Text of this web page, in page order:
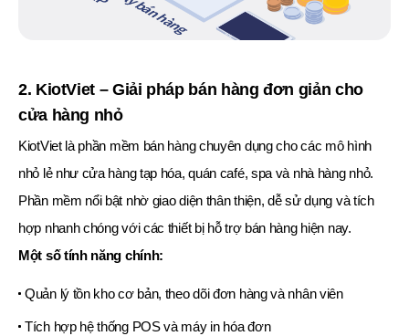
2. KiotViet – Giải pháp bán hàng đơn giản cho
cửa hàng nhỏ
KiotViet là phần mềm bán hàng chuyên dụng cho các mô hình
nhỏ lẻ như cửa hàng tạp hóa, quán café, spa và nhà hàng nhỏ.
Phần mềm nổi bật nhờ giao diện thân thiện, dễ sử dụng và tích
hợp nhanh chóng với các thiết bị hỗ trợ bán hàng hiện nay.
Một số tính năng chính:
Quản lý tồn kho cơ bản, theo dõi đơn hàng và nhân viên
Tích hợp hệ thống POS và máy in hóa đơn